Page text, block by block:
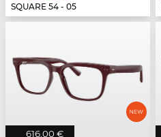
SQUARE 54 - 05
616,00 €